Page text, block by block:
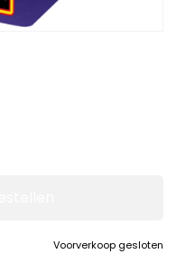
Voorverkoop gesloten